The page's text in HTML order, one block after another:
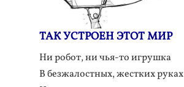
ТАК УСТРОЕН ЭТОТ МИР
Ни робот, ни чья-то игрушка
В безжалостных, жестких руках